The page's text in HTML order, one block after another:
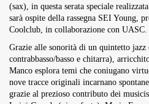
(sax), in questa serata speciale
sarà ospite della rassegna SEI Young,
Coolclub, in collaborazione con UASC.
Grazie alle sonorità di un quintetto
contrabbasso/basso e chitarra),
Manco esplora temi che coniugano
nove tracce originali incarnano
grazie al prezioso contributo dei